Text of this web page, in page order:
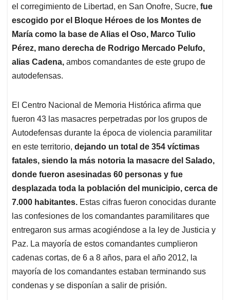
p
p
o
k
I
n
s
el corregimiento de Libertad, en San Onofre, Sucre, fue
escogido por el Bloque Héroes de los Montes de
María como la base de Alias el Oso, Marco Tulio
Pérez, mano derecha de Rodrigo Mercado Pelufo,
alias Cadena, ambos comandantes de este grupo de
autodefensas.
El Centro Nacional de Memoria Histórica afirma que
fueron 43 las masacres perpetradas por los grupos de
Autodefensas durante la época de violencia paramilitar
en este territorio, dejando un total de 354 víctimas
fatales, siendo la más notoria la masacre del Salado,
donde fueron asesinadas 60 personas y fue
desplazada toda la población del municipio, cerca de
7.000 habitantes. Estas cifras fueron conocidas durante
las confesiones de los comandantes paramilitares que
entregaron sus armas acogiéndose a la ley de Justicia y
Paz. La mayoría de estos comandantes cumplieron
cadenas cortas, de 6 a 8 años, para el año 2012, la
mayoría de los comandantes estaban terminando sus
condenas y se disponían a salir de prisión.